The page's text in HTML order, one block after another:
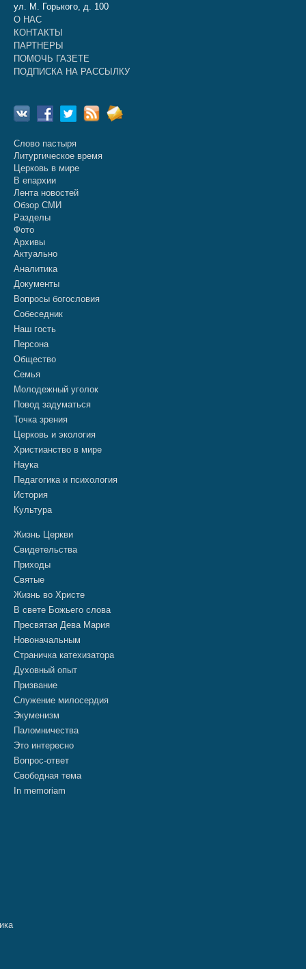
ул. М. Горького, д. 100
О НАС
КОНТАКТЫ
ПАРТНЕРЫ
ПОМОЧЬ ГАЗЕТЕ
ПОДПИСКА НА РАССЫЛКУ
Слово пастыря
Литургическое время
Церковь в мире
В епархии
Лента новостей
Обзор СМИ
Разделы
Фото
Архивы
Актуально
Аналитика
Документы
Вопросы богословия
Собеседник
Наш гость
Персона
Общество
Семья
Молодежный уголок
Повод задуматься
Точка зрения
Церковь и экология
Христианство в мире
Наука
Педагогика и психология
История
Культура
Жизнь Церкви
Свидетельства
Приходы
Святые
Жизнь во Христе
В свете Божьего слова
Пресвятая Дева Мария
Новоначальным
Страничка катехизатора
Духовный опыт
Призвание
Служение милосердия
Экуменизм
Паломничества
Это интересно
Вопрос-ответ
Свободная тема
In memoriam